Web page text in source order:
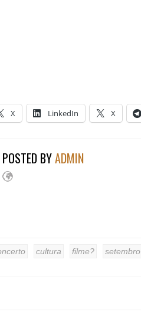
X LinkedIn X
POSTED BYADMIN
cultura filme? setembro